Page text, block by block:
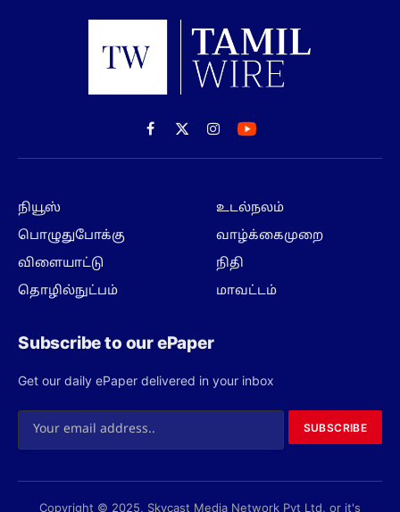
Facebook
X
(Twitter)
Instagram
நியூஸ்
பொழுதுபோக்கு
விளையாட்டு
தொழில்நுட்பம்
உடல்நலம்
வாழ்க்கைமுறை
நிதி
மாவட்டம்
Subscribe to our ePaper
Get our daily ePaper delivered in your inbox
SUBSCRIBE
Copyright © 2025, Skycast Media Network Pvt Ltd, or it's